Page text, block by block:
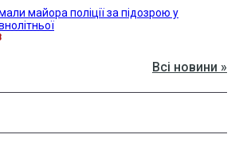
майора поліції за підозрою у
Всі новини »